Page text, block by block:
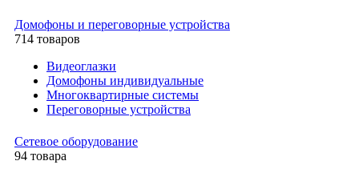
Домофоны и переговорные устройства
714 товаров
Видеоглазки
Домофоны индивидуальные
Многоквартирные системы
Переговорные устройства
Сетевое оборудование
94 товара